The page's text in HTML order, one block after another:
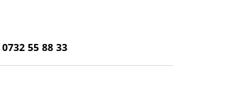
0732 55 88 33